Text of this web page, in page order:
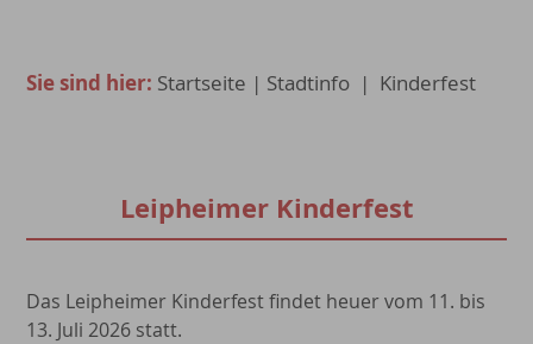
Sie sind hier: Startseite | Stadtinfo | Kinderfest
Leipheimer Kinderfest
Das Leipheimer Kinderfest findet heuer vom 11. bis
13. Juli 2026 statt.